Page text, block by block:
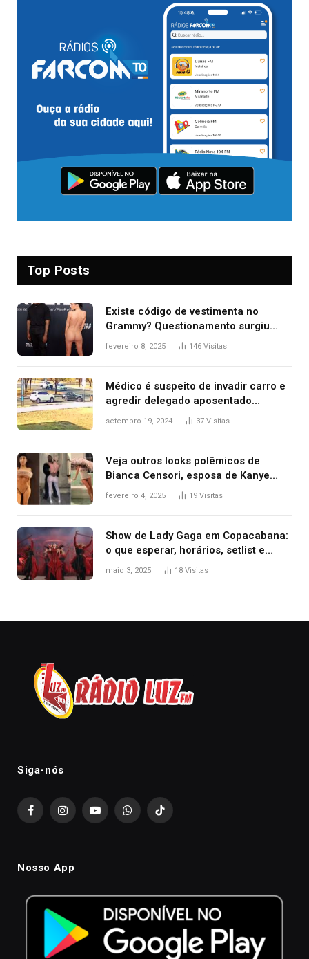
Top Posts
Existe código de vestimenta no
Grammy? Questionamento surgiu
após Bianca Censori, mulher de
fevereiro 8, 2025 146 Visitas
Médico é suspeito de invadir carro e
agredir delegado aposentado
durante confusão no trânsito
setembro 19, 2024 37 Visitas
Veja outros looks polêmicos de
Bianca Censori, esposa de Kanye
West que apareceu nua no Grammy
fevereiro 4, 2025 19 Visitas
Show de Lady Gaga em Copacabana:
o que esperar, horários, setlist e
onde assistir
maio 3, 2025 18 Visitas
Siga-nós
FacebookInstagramYouTubeWhatsAppTikTok
Nosso App